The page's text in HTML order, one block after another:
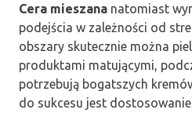
Cera mieszana natomiast
podejścia w zależności od
obszary skutecznie można
produktami matującymi,
potrzebują bogatszych
do sukcesu jest